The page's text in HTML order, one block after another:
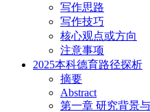
写作思路
写作技巧
核心观点或方向
注意事项
2025本科德育路径探析
摘要
Abstract
第一章 研究背景